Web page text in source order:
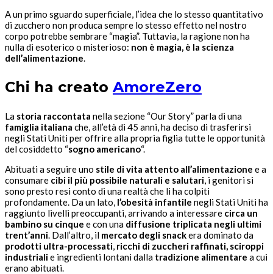
A un primo sguardo superficiale, l’idea che lo stesso quantitativo
di zucchero non produca sempre lo stesso effetto nel nostro
corpo potrebbe sembrare “magia”. Tuttavia, la ragione non ha
nulla di esoterico o misterioso: non è magia, è la scienza
dell’alimentazione.
Chi ha creato AmoreZero
La storia raccontata nella sezione “Our Story” parla di una
famiglia italiana che, all’età di 45 anni, ha deciso di trasferirsi
negli Stati Uniti per offrire alla propria figlia tutte le opportunità
del cosiddetto “sogno americano“.
Abituati a seguire uno stile di vita attento all’alimentazione e a
consumare cibi il più possibile naturali e salutari, i genitori si
sono presto resi conto di una realtà che li ha colpiti
profondamente. Da un lato, l’obesità infantile negli Stati Uniti ha
raggiunto livelli preoccupanti, arrivando a interessare circa un
bambino su cinque e con una diffusione triplicata negli ultimi
trent’anni. Dall’altro, il mercato degli snackera dominato da
prodotti ultra-processati, ricchi di zuccheri raffinati, sciroppi
industrialie ingredienti lontani dalla tradizione alimentare a cui
erano abituati.